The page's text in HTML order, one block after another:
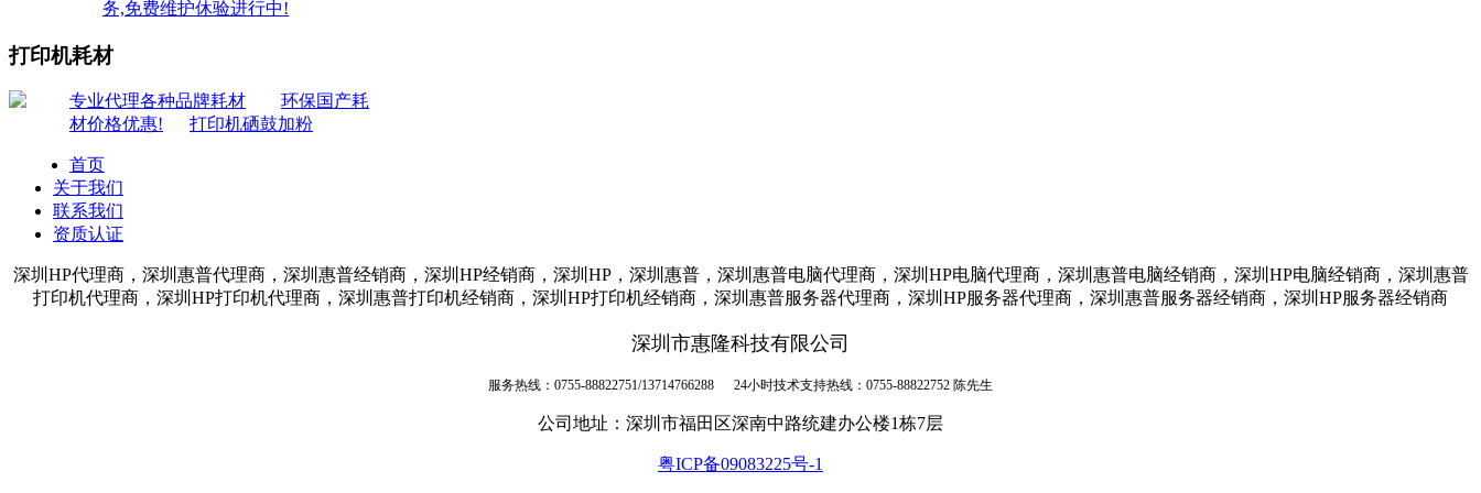
务,免费维护休验进行中!
打印机耗材
专业代理各种品牌耗材
环保国产耗
材价格优惠!
打印机硒鼓加粉
首页
关于我们
联系我们
资质认证
深圳HP代理商，深圳惠普代理商，深圳惠普经销商，深圳HP经销商，深圳HP，深圳惠普，深圳惠普电脑代理商，深圳HP电脑代理商，深圳惠普电脑经销商，深圳HP电脑经销商，深圳惠普
打印机代理商，深圳HP打印机代理商，深圳惠普打印机经销商，深圳HP打印机经销商，深圳惠普服务器代理商，深圳HP服务器代理商，深圳惠普服务器经销商，深圳HP服务器经销商
深圳市惠隆科技有限公司
服务热线：0755-88822751/13714766288 24小时技术支持热线：0755-88822752 陈先生
公司地址：深圳市福田区深南中路统建办公楼1栋7层
粤ICP备09083225号-1